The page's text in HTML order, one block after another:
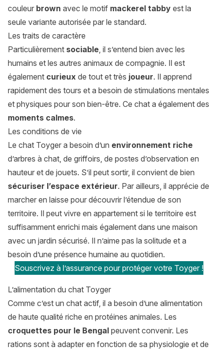
couleur brown avec le motif mackerel tabby est la
seule variante autorisée par le standard.
Les traits de caractère
Particulièrement sociable, il s’entend bien avec les
humains et les autres animaux de compagnie. Il est
également curieux de tout et très joueur. Il apprend
rapidement des tours et a besoin de stimulations mentales
et physiques pour son bien-être. Ce chat a également des
moments calmes.
Les conditions de vie
Le chat Toyger a besoin d’un environnement riche
d’arbres à chat, de griffoirs, de postes d’observation en
hauteur et de jouets. S’il peut sortir, il convient de bien
sécuriser l’espace extérieur. Par ailleurs, il apprécie de
marcher en laisse pour découvrir l’étendue de son
territoire. Il peut vivre en appartement si le territoire est
suffisamment enrichi mais également dans une maison
avec un jardin sécurisé. Il n’aime pas la solitude et a
besoin d’une présence humaine au quotidien.
Souscrivez à l’assurance pour protéger votre Toyger !
L’alimentation du chat Toyger
Comme c’est un chat actif, il a besoin d’une alimentation
de haute qualité riche en protéines animales. Les
croquettes pour le Bengal peuvent convenir. Les
rations sont à adapter en fonction de sa physiologie et de